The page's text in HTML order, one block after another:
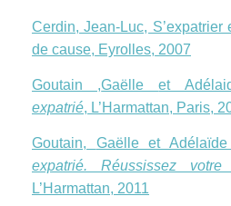
Cerdin, Jean-Luc,
de cause, Eyrolles, 2007
Goutain ,Gaëlleet
expatrié, L’Harmattan, Paris,
Goutain, Gaëlle et
expatrié. Réussissez
L’Harmattan, 2011